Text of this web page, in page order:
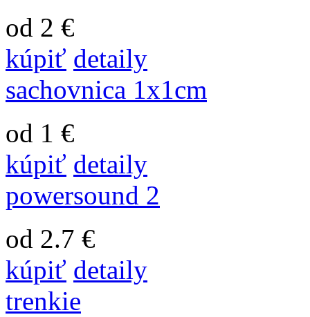
od 2 €
kúpiť detaily
sachovnica 1x1cm
od 1 €
kúpiť detaily
powersound 2
od 2.7 €
kúpiť detaily
trenkie